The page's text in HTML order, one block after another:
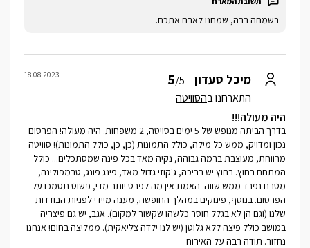
בשמחה רבה, שמחנו לארח אתכם.
מיכל סעדון 5/5
התארחנו בהסוויטה
18.08.2023
היה מעולה!!!
בדרך הביתה מנופש של 5 ימים בסויטה, 2 משפחות. היה מעולה! הפרסום
נכון ומדויק, ממש כל מילה, כולל התמונות (כן, כן, כולל התמונות)! סוויטה
מרווחת, מעוצבת ברמה גבוהה, נקיה מאד בכל פינה שמסתכלים... כולל
המתחם בחוץ. בחוץ יש בריכה, ג'קוזי גדול מאד, פינג פונג, טרמפולינה,
מטבח נפרד ממש שווה. האמת אין מה לפרט יותר מדי, פשוט תסמכו על
הפרסום. בנוסף, פינוקים במהלך החופשה, מענה מיידי לפניות הבודדות
שלנו (וגם הן לא בגלל חוסר כלשהו שקשור למקום). אגב, יש גם פיצריה
במושב כולל פיצה ללא גלוטן (יש לנו ילדה צליאקית). ממליצה בחום! אנחנו
נחזור. תודה רבה על האירוח